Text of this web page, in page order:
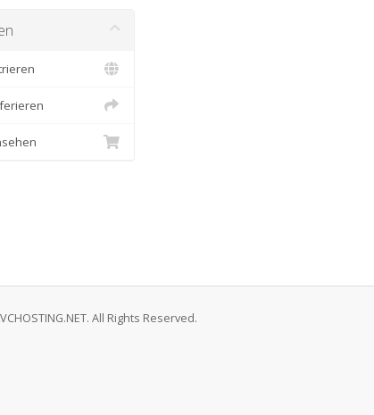
All Rights Reserved.